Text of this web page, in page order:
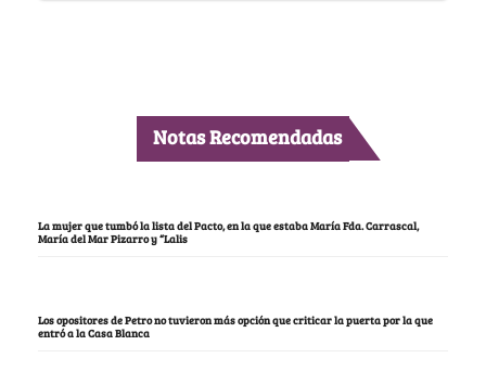
Notas Recomendadas
La mujer que tumbó la lista del Pacto, en la que estaba María Fda. Carrascal,
María del Mar Pizarro y “Lalis
Los opositores de Petro no tuvieron más opción que criticar la puerta por la que
entró a la Casa Blanca